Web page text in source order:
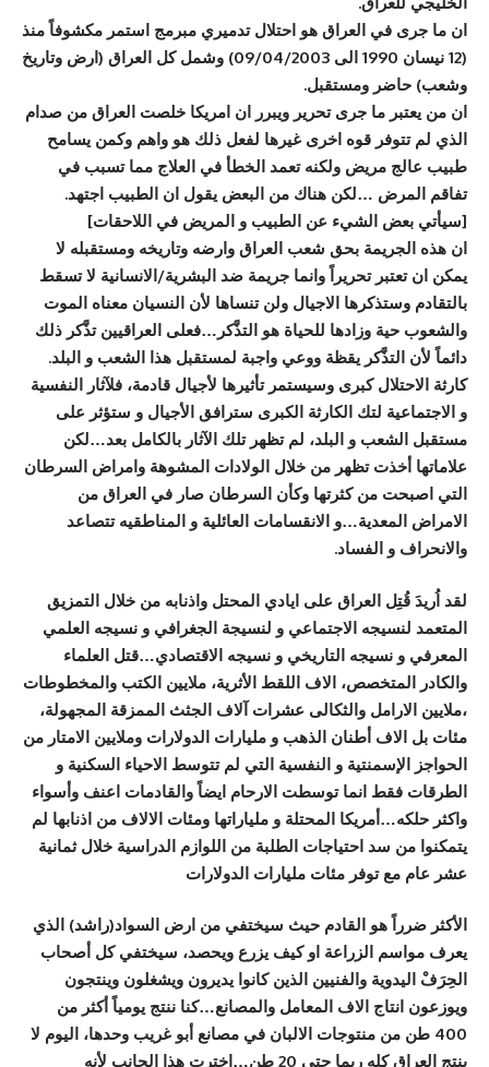
ان ما جرى في العراق هو احتلال تدميري مبرمج استمر مكشوفاً منذ
(12 نيسان 1990 الى 09/04/2003) وشمل كل العراق (ارض وتاريخ
وشعب) حاضر ومستقبل.
ان من يعتبر ما جرى تحرير ويبرر ان امريكا خلصت العراق من صدام
الذي لم تتوفر قوه اخرى غيرها لفعل ذلك هو واهم وكمن يسامح
طبيب عالج مريض ولكنه تعمد الخطأ في العلاج مما تسبب في
تفاقم المرض …لكن هناك من البعض يقول ان الطبيب اجتهد.
[سيأتي بعض الشيء عن الطبيب و المريض في اللاحقات]
ان هذه الجريمة بحق شعب العراق وارضه وتاريخه ومستقبله لا
يمكن ان تعتبر تحريراً وانما جريمة ضد البشرية/الانسانية لا تسقط
بالتقادم وستذكرها الاجيال ولن تنساها لأن النسيان معناه الموت
والشعوب حية وزادها للحياة هو التذَّكر…فعلى العراقيين تذَّكر ذلك
دائماً لأن التذَّكر يقظة ووعي واجبة لمستقبل هذا الشعب و البلد.
كارثة الاحتلال كبرى وسيستمر تأثيرها لأجيال قادمة، فلآثار النفسية
و الاجتماعية لتك الكارثة الكبرى سترافق الأجيال و ستؤثر على
مستقبل الشعب و البلد، لم تظهر تلك الآثار بالكامل بعد…لكن
علاماتها أخذت تظهر من خلال الولادات المشوهة وامراض السرطان
التي اصبحت من كثرتها وكأن السرطان صار في العراق من
الامراض المعدية…و الانقسامات العائلية و المناطقيه تتصاعد
والانحراف و الفساد.
لقد اُريدَ قُتِل العراق على ايادي المحتل واذنابه من خلال التمزيق
المتعمد لنسيجه الاجتماعي و لنسيجة الجغرافي و نسيجه العلمي
المعرفي و نسيجه التاريخي و نسيجه الاقتصادي…قتل العلماء
والكادر المتخصص، الاف اللقط الأثرية، ملايين الكتب والمخطوطات
،ملايين الارامل والثكالى عشرات آلاف الجثث الممزقة المجهولة،
مئات بل الاف أطنان الذهب و مليارات الدولارات وملايين الامتار من
الحواجز الإسمنتية و النفسية التي لم تتوسط الاحياء السكنية و
الطرقات فقط انما توسطت الارحام ايضاً والقادمات اعنف وأسواء
واكثر حلكه…أمريكا المحتلة و ملياراتها ومئات الالاف من اذنابها لم
يتمكنوا من سد احتياجات الطلبة من اللوازم الدراسية خلال ثمانية
عشر عام مع توفر مئات مليارات الدولارات
الأكثر ضرراً هو القادم حيث سيختفي من ارض السواد(راشد) الذي
يعرف مواسم الزراعة او كيف يزرع ويحصد، سيختفي كل أصحاب
الحِرَفْ اليدوية والفنيين الذين كانوا يديرون ويشغلون وينتجون
ويوزعون انتاج الاف المعامل والمصانع…كنا ننتج يومياً أكثر من
400 طن من منتوجات الالبان في مصانع أبو غريب وحدها، اليوم لا
ينتج العراق كله ربما حتى 20 طن…اخترت هذا الجانب لأنه